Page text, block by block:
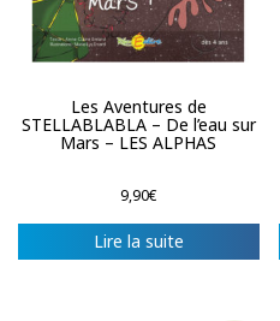
Les Aventures de
STELLABLABLA – De l’eau sur
Mars – LES ALPHAS
9,90€
Lire la suite